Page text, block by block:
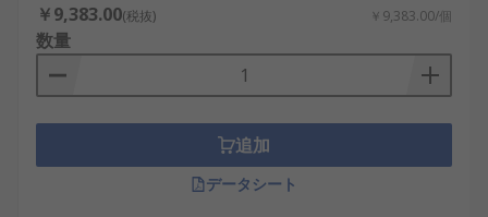
￥9,383.00(税抜) ￥9,383.00/個
数量
追加
データシート